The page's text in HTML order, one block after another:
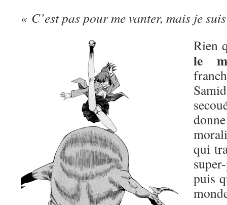
« C’est pas pour me vanter, mais je
Rien
le
qui
puis